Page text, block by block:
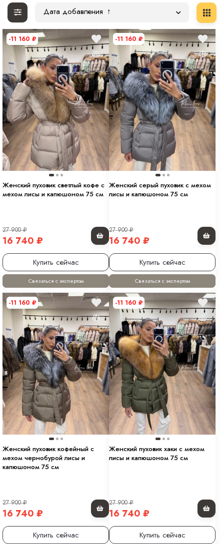
Дата добавления
-11 160 ₽
Женский пуховик светлый кофе с
мехом лисы и капюшоном 75 см
27 900₽
16 740 ₽
Купить сейчас
Связаться с экспертом
-11 160 ₽
Женский серый пуховик с мехом
лисы и капюшоном 75 см
27 900₽
16 740 ₽
Купить сейчас
Связаться с экспертом
-11 160 ₽
Женский пуховик кофейный с
мехом чернобурой лисы и
капюшоном 75 см
27 900₽
16 740 ₽
Купить сейчас
-11 160 ₽
Женский пуховик хаки с мехом
лисы и капюшоном 75 см
27 900₽
16 740 ₽
Купить сейчас